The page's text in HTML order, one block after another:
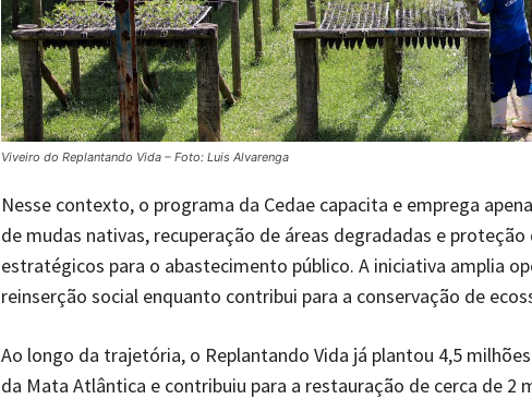
Viveiro do Replantando Vida – Foto: Luis Alvarenga
Nesse contexto, o programa da Cedae capacita e emprega
de mudas nativas, recuperação de áreas degradadas e proteção
estratégicos para o abastecimento público. A iniciativa amplia
reinserção social enquanto contribui para a conservação de
Ao longo da trajetória, o Replantando Vida já plantou 4,5
da Mata Atlântica e contribuiu para a restauração de cerca de 2